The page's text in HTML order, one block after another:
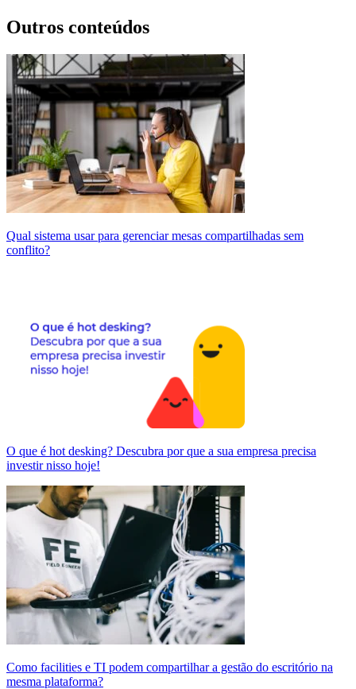
Outros conteúdos
Qual sistema usar para gerenciar mesas compartilhadas sem
conflito?
O que é hot desking? Descubra por que a sua empresa precisa
investir nisso hoje!
Como facilities e TI podem compartilhar a gestão do escritório na
mesma plataforma?